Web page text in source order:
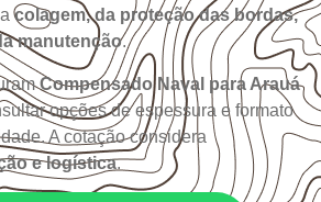
colagem, da proteção das bordas,
manutenção.
Compensado Naval para Arauá
opções de espessura e formato
A cotação considera
e logística.